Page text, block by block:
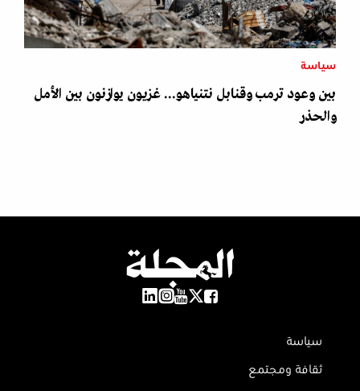
سياسة
بين وعود ترمب وقنابل نتنياهو... غزيون يوازنون بين الأمل
والحذر
سياسة
ثقافة ومجتمع